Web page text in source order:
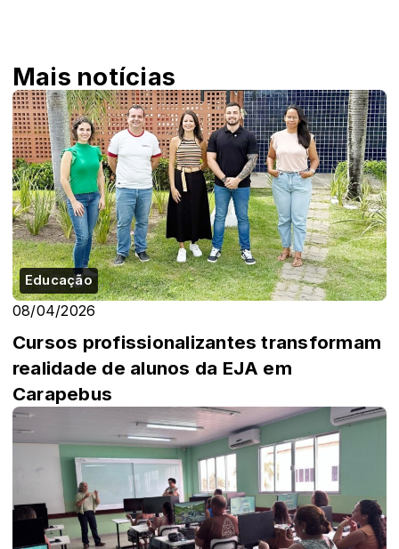
Mais notícias
Educação
08/04/2026
Cursos profissionalizantes transformam
realidade de alunos da EJA em
Carapebus